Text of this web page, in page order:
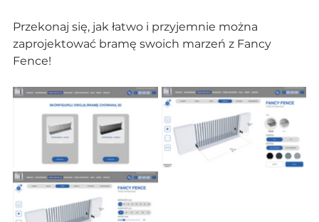
Przekonaj się, jak łatwo i przyjemnie można
zaprojektować bramę swoich marzeń z Fancy
Fence!